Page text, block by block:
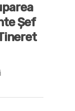
Șef